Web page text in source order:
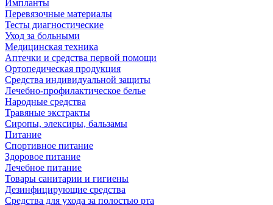
Импланты
Перевязочные материалы
Тесты диагностические
Уход за больными
Медицинская техника
Аптечки и средства первой помощи
Ортопедическая продукция
Средства индивидуальной защиты
Лечебно-профилактическое белье
Народные средства
Травяные экстракты
Сиропы, элексиры, бальзамы
Питание
Спортивное питание
Здоровое питание
Лечебное питание
Товары санитарии и гигиены
Дезинфицирующие средства
Средства для ухода за полостью рта